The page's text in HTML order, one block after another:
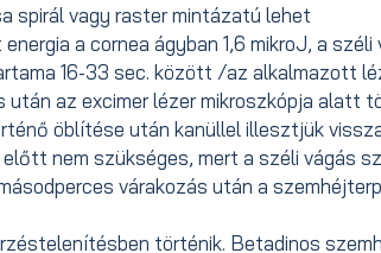
spirál vagy raster mintázatú lehet
a cornea ágyban 1,6 mikroJ, a széli
16-33 sec. között /az alkalmazott
az excimer lézer mikroszkópja alatt
öblítése után kanüllel illesztjük
nem szükséges, mert a széli vágás
várakozás után a
történik. Betadinos